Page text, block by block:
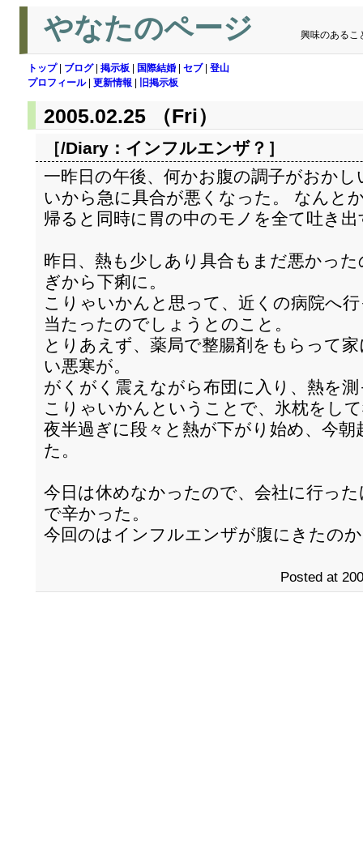
やなたのページ 興味のあるこ
トップ| ブログ| 掲示板 国際結婚 セブ| 登山
プロフィール| 更新情報 旧掲示板
2005.02.25 （Fri）
［/Diary： インフルエンザ？ ］
一昨日の午後、何かお腹の調子がおか
いから急に具合が悪くなった。 なんと
帰ると同時に胃の中のモノを全て吐き出
昨日、熱も少しあり具合もまだ悪かっ
ぎから下痢に。
こりゃいかんと思って、近くの病院へ
当たったのでしょうとのこと。
とりあえず、薬局で整腸剤をもらって
い悪寒が。
がくがく震えながら布団に入り、熱を
こりゃいかんということで、氷枕をし
夜半過ぎに段々と熱が下がり始め、今
た。
今日は休めなかったので、会社に行っ
で辛かった。
今回のはインフルエンザが腹にきたの
Posted at